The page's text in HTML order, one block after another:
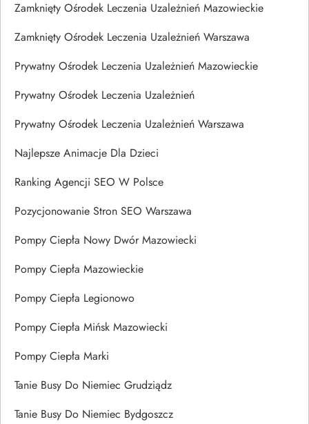
Zamknięty Ośrodek Leczenia Uzależnień Mazowieckie
Zamknięty Ośrodek Leczenia Uzależnień Warszawa
Prywatny Ośrodek Leczenia Uzależnień Mazowieckie
Prywatny Ośrodek Leczenia Uzależnień
Prywatny Ośrodek Leczenia Uzależnień Warszawa
Najlepsze Animacje Dla Dzieci
Ranking Agencji SEO W Polsce
Pozycjonowanie Stron SEO Warszawa
Pompy Ciepła Nowy Dwór Mazowiecki
Pompy Ciepła Mazowieckie
Pompy Ciepła Legionowo
Pompy Ciepła Mińsk Mazowiecki
Pompy Ciepła Marki
Tanie Busy Do Niemiec Grudziądz
Tanie Busy Do Niemiec Bydgoszcz